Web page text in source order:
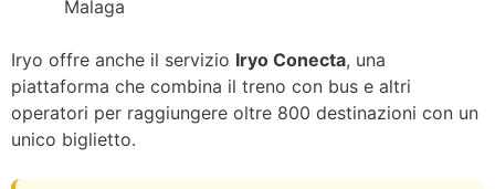
Malaga
Iryo offre anche il servizio Iryo Conecta, una
piattaforma che combina il treno con bus e altri
operatori per raggiungere oltre 800 destinazioni con un
unico biglietto.